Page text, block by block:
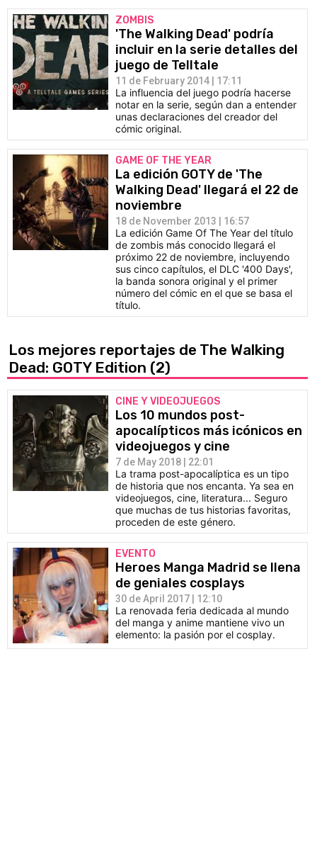
ZOMBIS
'The Walking Dead' podría
incluir en la serie detalles del
juego de Telltale
11 de February 2014 | 17:11
La influencia del juego podría hacerse
notar en la serie, según dan a entender
unas declaraciones del creador del
cómic original.
GAME OF THE YEAR
La edición GOTY de 'The
Walking Dead' llegará el 22 de
noviembre
18 de November 2013 | 16:57
La edición Game Of The Year del título
de zombis más conocido llegará el
próximo 22 de noviembre, incluyendo
sus cinco capítulos, el DLC '400 Days',
la banda sonora original y el primer
número del cómic en el que se basa el
título.
Los mejores reportajes de The Walking
Dead: GOTY Edition (2)
CINE Y VIDEOJUEGOS
Los 10 mundos post-
apocalípticos más icónicos en
videojuegos y cine
7 de May 2018 | 22:01
La trama post-apocalíptica es un tipo
de historia que nos encanta. Ya sea en
videojuegos, cine, literatura... Seguro
que muchas de tus historias favoritas,
proceden de este género.
EVENTO
Heroes Manga Madrid se llena
de geniales cosplays
30 de April 2017 | 12:10
La renovada feria dedicada al mundo
del manga y anime mantiene vivo un
elemento: la pasión por el cosplay.